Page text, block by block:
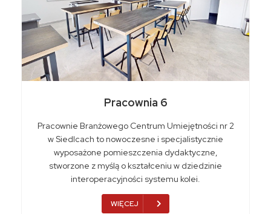
Pracownia 6
Pracownie Branżowego Centrum Umiejętności nr 2
w Siedlcach to nowoczesne i specjalistycznie
wyposażone pomieszczenia dydaktyczne,
stworzone z myślą o kształceniu w dziedzinie
interoperacyjności systemu kolei.
WIĘCEJ